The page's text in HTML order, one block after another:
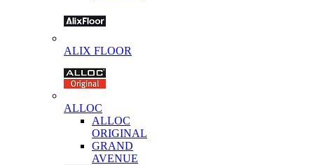
ALIX FLOOR
ALLOC
ALLOC
ORIGINAL
GRAND
AVENUE